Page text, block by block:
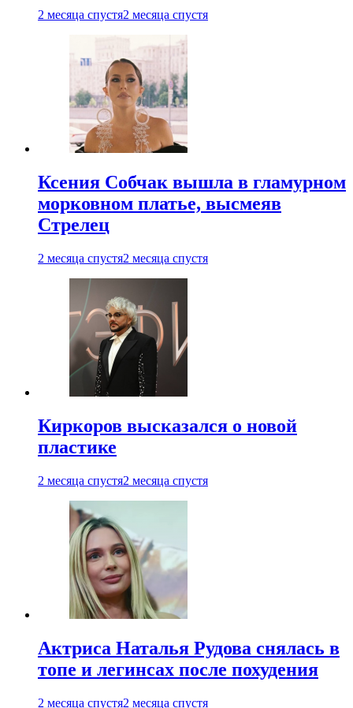
2 месяца спустя2 месяца спустя
Ксения Собчак вышла в гламурном
морковном платье, высмеяв
Стрелец
2 месяца спустя2 месяца спустя
Киркоров высказался о новой
пластике
2 месяца спустя2 месяца спустя
Актриса Наталья Рудова снялась в
топе и легинсах после похудения
2 месяца спустя2 месяца спустя